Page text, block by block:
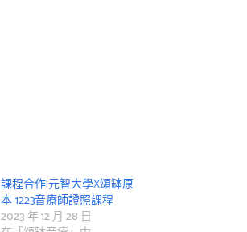
課程合作|元智大學X頌缽原
本-1223音療師證照課程
2023 年 12 月 28 日